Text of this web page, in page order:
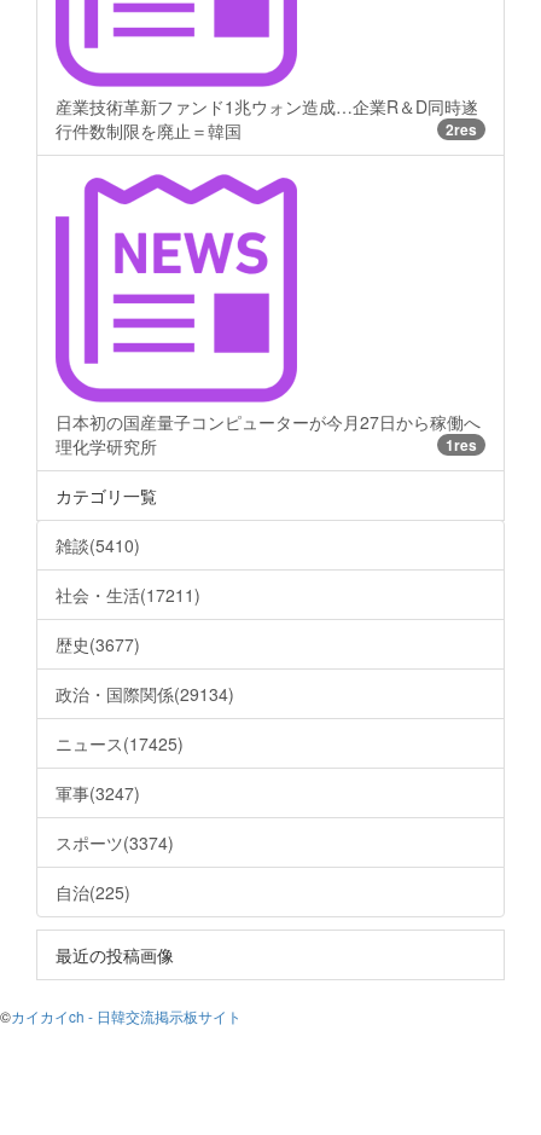
産業技術革新ファンド1兆ウォン造成…企業R＆D同時遂
行件数制限を廃止＝韓国
2res
日本初の国産量子コンピューターが今月27日から稼働へ
理化学研究所
1res
カテゴリ一覧
雑談(5410)
社会・生活(17211)
歴史(3677)
政治・国際関係(29134)
ニュース(17425)
軍事(3247)
スポーツ(3374)
自治(225)
最近の投稿画像
©カイカイch - 日韓交流掲示板サイト